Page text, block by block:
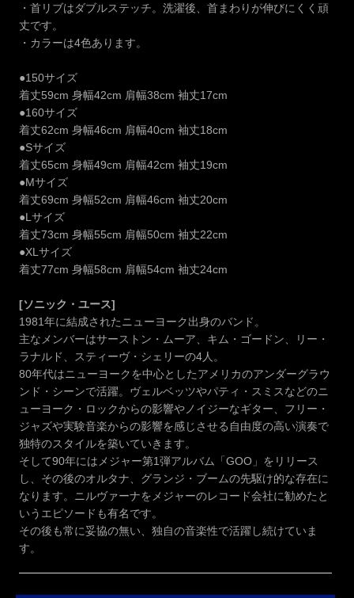
・首リブはダブルステッチ。洗濯後、首まわりが伸びにくく頑
丈です。
・カラーは4色あります。
●150サイズ
着丈59cm 身幅42cm 肩幅38cm 袖丈17cm
●160サイズ
着丈62cm 身幅46cm 肩幅40cm 袖丈18cm
●Sサイズ
着丈65cm 身幅49cm 肩幅42cm 袖丈19cm
●Mサイズ
着丈69cm 身幅52cm 肩幅46cm 袖丈20cm
●Lサイズ
着丈73cm 身幅55cm 肩幅50cm 袖丈22cm
●XLサイズ
着丈77cm 身幅58cm 肩幅54cm 袖丈24cm
[ソニック・ユース]
1981年に結成されたニューヨーク出身のバンド。
主なメンバーはサーストン・ムーア、キム・ゴードン、リー・
ラナルド、スティーヴ・シェリーの4人。
80年代はニューヨークを中心としたアメリカのアンダーグラウ
ンド・シーンで活躍。ヴェルベッツやパティ・スミスなどのニ
ューヨーク・ロックからの影響やノイジーなギター、フリー・
ジャズや実験音楽からの影響を感じさせる自由度の高い演奏で
独特のスタイルを築いていきます。
そして90年にはメジャー第1弾アルバム「GOO」をリリース
し、その後のオルタナ、グランジ・ブームの先駆け的な存在に
なります。ニルヴァーナをメジャーのレコード会社に勧めたと
いうエピソードも有名です。
その後も常に妥協の無い、独自の音楽性で活躍し続けていま
す。